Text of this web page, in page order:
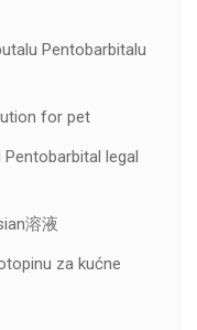
Pentobarbitalu
for pet
legal
溶液
za kućne